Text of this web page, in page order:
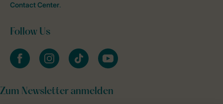
Contact Center.
Follow Us
facebookinstagramtiktok youtube
Zum Newsletter anmelden